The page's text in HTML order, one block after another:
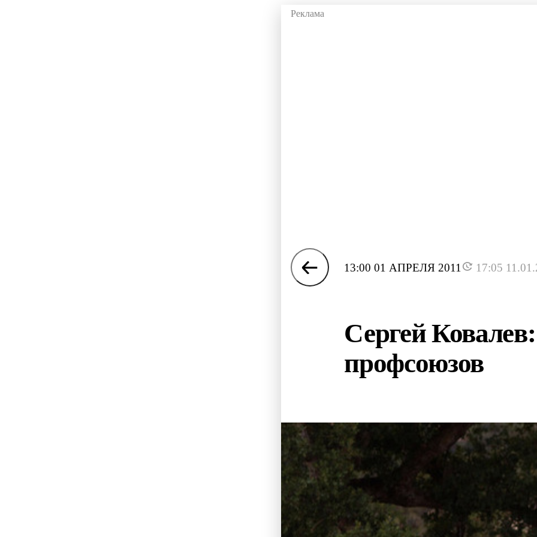
13:00 01 АПРЕЛЯ 2011 17:05
Сергей
профсоюзов